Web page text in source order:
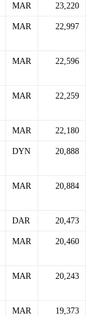
MAR 23,220
MAR 22,997
MAR 22,596
MAR 22,259
MAR 22,180
DYN 20,888
MAR 20,884
DAR 20,473
MAR 20,460
MAR 20,243
MAR 19,373